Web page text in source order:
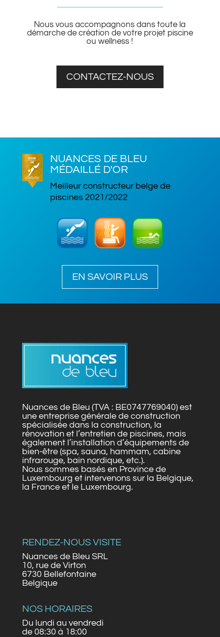
Nous vous accompagnons dans toute la
démarche de création de votre projet piscine
ou wellness !
CONTACTEZ-NOUS
NUANCES DE BLEU
MÉDAILLÉ D'OR
Meilleur constructeur belge de
piscines 2021/2022
EN SAVOIR PLUS
Nuances de Bleu (TVA : BE0747769040) est
une entreprise générale de construction
spécialisée dans la construction, la
rénovation et l’entretien de piscines, mais
également l’installation d’équipements de
bien-être (spa, sauna, hammam, cabine
infrarouge, bain nordique, etc.).
Nous sommes basés en Province de
Luxembourg et intervenons sur la Belgique,
la France et le Luxembourg.
RENDEZ-NOUS VISITE
Nuances de Bleu SRL
10, rue de Virton
6730 Bellefontaine
Belgique
NOS HORAIRES
Du lundi au vendredi
de 08:30 à 18:00